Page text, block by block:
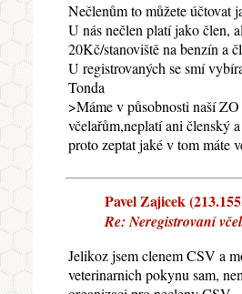
Nečlenům to můžete účtovat
U nás nečlen platí jako člen,
20Kč/stanoviště na benzín a
U registrovaných se smí
Tonda
>Máme v působnosti naší
včelařům,neplatí ani členský
proto zeptat jaké v tom máte
Pavel Zajicek
Re: Neregistrovaní
Jelikoz jsem clenem CSV a
veterinarnich pokynu sam,